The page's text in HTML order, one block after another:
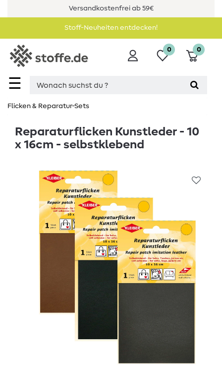
Versandkostenfrei ab 59€
Stoff-Neuheiten entdecken!
☰
0 0
Flicken & Reparatur-Sets
Reparaturflicken Kunstleder - 10
x 16cm - selbstklebend